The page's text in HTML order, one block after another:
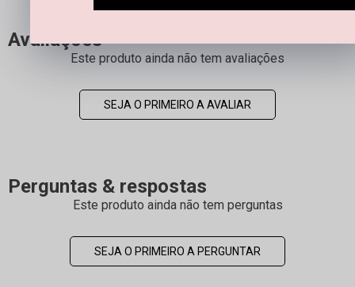
Avaliações
Este produto ainda não tem avaliações
SEJA O PRIMEIRO A AVALIAR
Perguntas & respostas
Este produto ainda não tem perguntas
SEJA O PRIMEIRO A PERGUNTAR